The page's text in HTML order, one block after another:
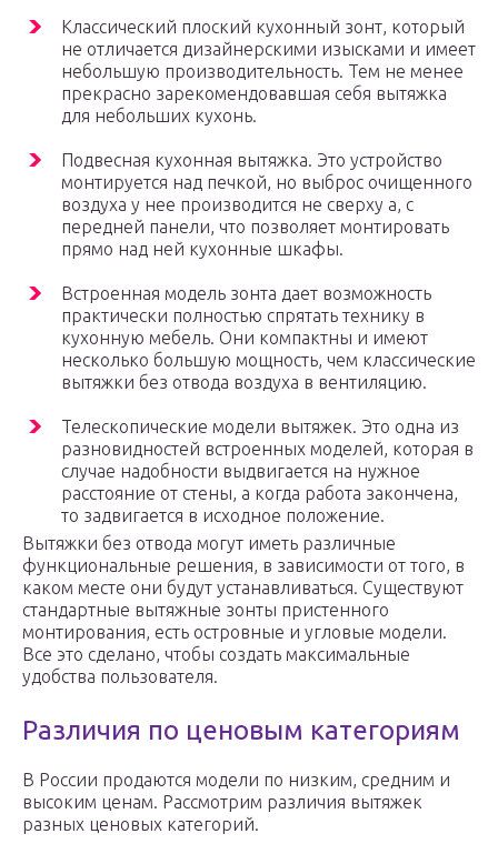
Классический плоский кухонный зонт, который
не отличается дизайнерскими изысками и имеет
небольшую производительность. Тем не менее
прекрасно зарекомендовавшая себя вытяжка
для небольших кухонь.
Подвесная кухонная вытяжка. Это устройство
монтируется над печкой, но выброс очищенного
воздуха у нее производится не сверху а, с
передней панели, что позволяет монтировать
прямо над ней кухонные шкафы.
Встроенная модель зонта дает возможность
практически полностью спрятать технику в
кухонную мебель. Они компактны и имеют
несколько большую мощность, чем классические
вытяжки без отвода воздуха в вентиляцию.
Телескопические модели вытяжек. Это одна из
разновидностей встроенных моделей, которая в
случае надобности выдвигается на нужное
расстояние от стены, а когда работа закончена,
то задвигается в исходное положение.
Вытяжки без отвода могут иметь различные
функциональные решения, в зависимости от того, в
каком месте они будут устанавливаться. Существуют
стандартные вытяжные зонты пристенного
монтирования, есть островные и угловые модели.
Все это сделано, чтобы создать максимальные
удобства пользователя.
Различия по ценовым категориям
В России продаются модели по низким, средним и
высоким ценам. Рассмотрим различия вытяжек
разных ценовых категорий.